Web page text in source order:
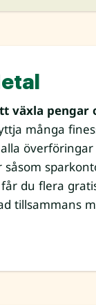
växla pengar
många
du flera
tillsammans